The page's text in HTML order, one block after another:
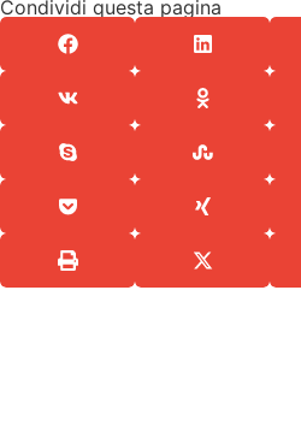
Condividi questa pagina